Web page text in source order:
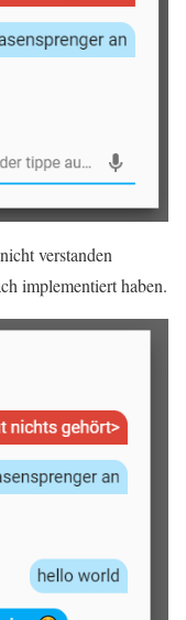
verstanden
implementiert haben.